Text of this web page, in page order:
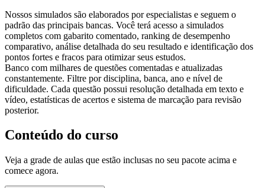
Nossos simulados são elaborados por especialistas e seguem o
padrão das principais bancas. Você terá acesso a simulados
completos com gabarito comentado, ranking de desempenho
comparativo, análise detalhada do seu resultado e identificação dos
pontos fortes e fracos para otimizar seus estudos.
Banco com milhares de questões comentadas e atualizadas
constantemente. Filtre por disciplina, banca, ano e nível de
dificuldade. Cada questão possui resolução detalhada em texto e
vídeo, estatísticas de acertos e sistema de marcação para revisão
posterior.
Conteúdo do curso
Veja a grade de aulas que estão inclusas no seu pacote acima e
comece agora.